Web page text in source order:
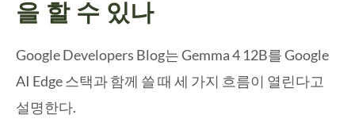
을 할 수 있나
Google Developers Blog는 Gemma 4 12B를 Google
AI Edge 스택과 함께 쓸 때 세 가지 흐름이 열린다고
설명한다.